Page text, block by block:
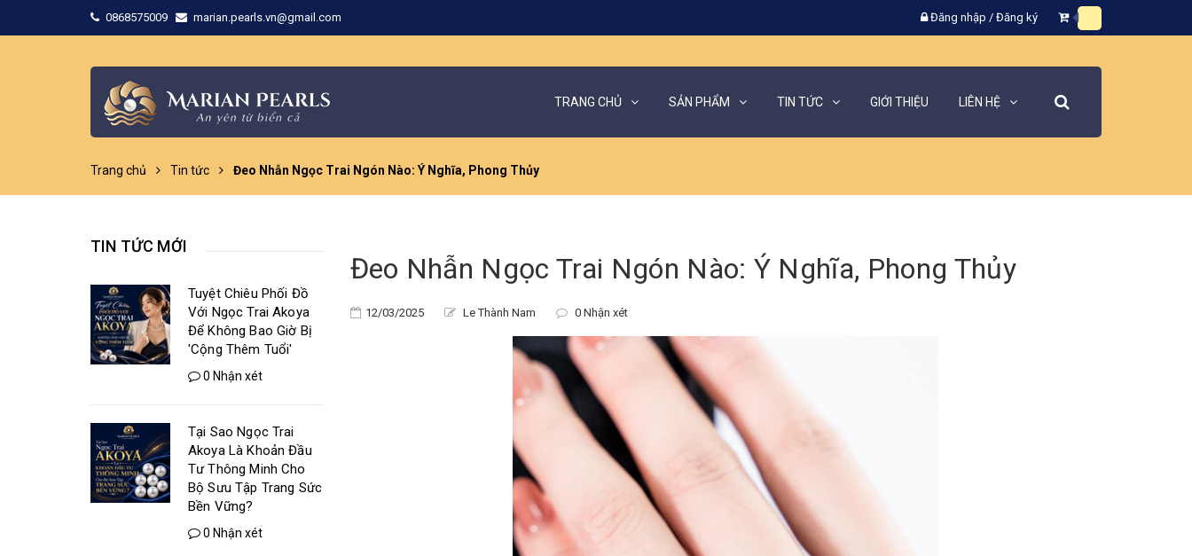
0868575009 marian.pearls.vn@gmail.com Đăng nhập / Đăng ký
TRANG CHỦ SẢN PHẨM TIN TỨC GIỚI THIỆU LIÊN HỆ
Trang chủ Tin tức Đeo Nhẫn Ngọc Trai Ngón Nào: Ý Nghĩa, Phong Thủy
Đeo Nhẫn Ngọc Trai Ngón Nào: Ý Nghĩa, Phong Thủy
12/03/2025 Le Thành Nam 0 Nhận xét
TIN TỨC MỚI
Tuyệt Chiêu Phối Đồ
Với Ngọc Trai Akoya
Để Không Bao Giờ Bị
'Cộng Thêm Tuổi'
0 Nhận xét
Tại Sao Ngọc Trai
Akoya Là Khoản Đầu
Tư Thông Minh Cho
Bộ Sưu Tập Trang Sức
Bền Vững?
0 Nhận xét